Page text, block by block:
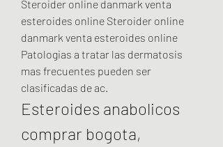
Steroider online danmark venta
esteroides online Steroider online
danmark venta esteroides online
Patologias a tratar las dermatosis
mas frecuentes pueden ser
clasificadas de ac.
Esteroides anabolicos
comprar bogota,